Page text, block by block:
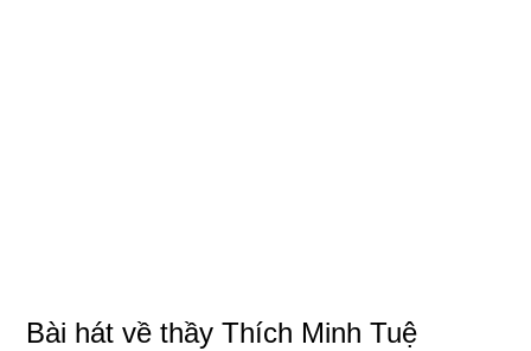
Bài hát về thầy Thích Minh Tuệ